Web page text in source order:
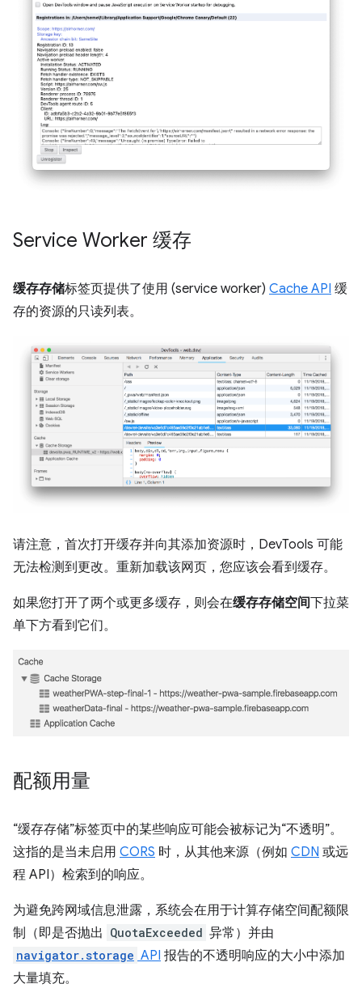
Service Worker 缓存
缓存存储标签页提供了使用 (service worker) Cache API 缓
存的资源的只读列表。
请注意，首次打开缓存并向其添加资源时，DevTools 可能
无法检测到更改。重新加载该网页，您应该会看到缓存。
如果您打开了两个或更多缓存，则会在缓存存储空间下拉菜
单下方看到它们。
配额用量
“缓存存储”标签页中的某些响应可能会被标记为“不透明”。
这指的是当未启用 CORS 时，从其他来源（例如 CDN 或远
程 API）检索到的响应。
为避免跨网域信息泄露，系统会在用于计算存储空间配额限
制（即是否抛出 QuotaExceeded 异常）并由
navigator.storage API 报告的不透明响应的大小中添加
大量填充。